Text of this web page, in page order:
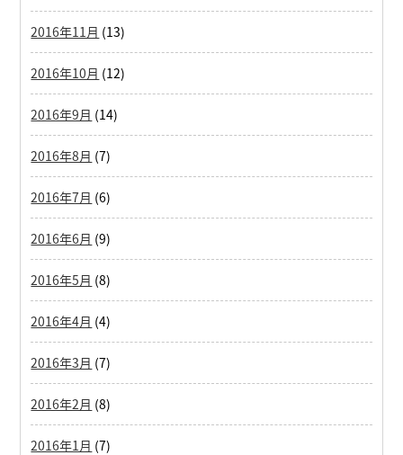
2016年11月 (13)
2016年10月 (12)
2016年9月 (14)
2016年8月 (7)
2016年7月 (6)
2016年6月 (9)
2016年5月 (8)
2016年4月 (4)
2016年3月 (7)
2016年2月 (8)
2016年1月 (7)